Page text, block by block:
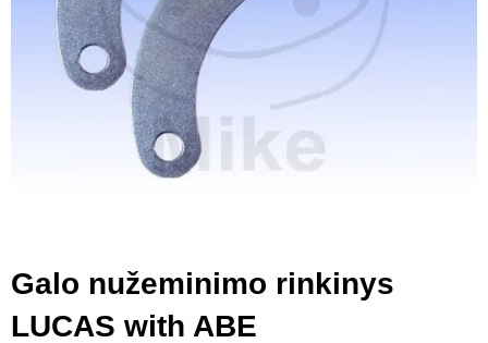
Galo nužeminimo rinkinys
LUCAS with ABE